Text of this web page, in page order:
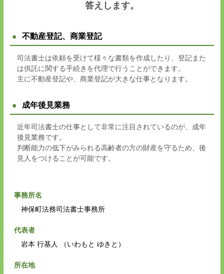
答えします。
不動産登記、商業登記
司法書士は依頼を受けて様々な書類を作成したり、登記また
は供託に関する手続きを代理で行うことができます。
主に不動産登記や、商業登記が大きな仕事となります。
成年後見業務
近年司法書士の仕事として非常に注目されているのが、成年
後見業務です。
判断能力の低下がみられる高齢者の方の財産を守るため、後
見人をつけることが可能です。
事務所名
神保町法務司法書士事務所
代表者
岩本 行基人 （いわもと ゆきと）
所在地